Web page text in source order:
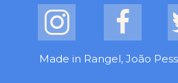
Made in Rangel, João